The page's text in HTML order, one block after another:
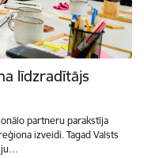
līdzradītājs
partneru parakstīja
izveidi. Tagad Valsts